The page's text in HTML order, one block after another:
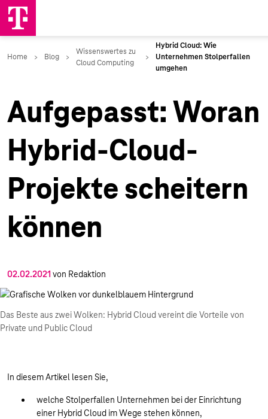
Aufgepasst: Woran
Hybrid-Cloud-
Projekte scheitern
können
02.02.2021 von Redaktion
Das Beste aus zwei Wolken: Hybrid Cloud vereint die Vorteile von
Private und Public Cloud
In diesem Artikel lesen Sie,
welche Stolperfallen Unternehmen bei der Einrichtung
einer Hybrid Cloud im Wege stehen können,